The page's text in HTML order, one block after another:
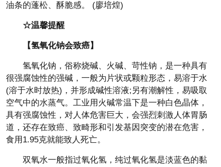
油条的蓬松、酥脆感。 (廖培煌)
☆温馨提醒
【氢氧化钠会致癌】
氢氧化钠，俗称烧碱、火碱、苛性钠，是一种具有
很强腐蚀性的强碱，一般为片状或颗粒形态，易溶于水
(溶于水时放热)，并形成碱性溶液;另有潮解性，易吸取
空气中的水蒸气。工业用火碱常温下是一种白色晶体，
具有强腐蚀性，对人体危害巨大，会强烈刺激人体胃肠
道，还存在致癌、致畸形和引发基因突变的潜在危害，
食用1.95克就能致人死亡。
双氧水一般指过氧化氢，纯过氧化氢是淡蓝色的黏